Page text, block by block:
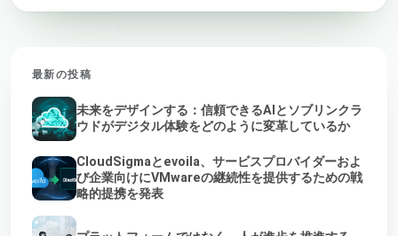
最新の投稿
未来をデザインする：信頼できるAIとソブリンクラ
ウドがデジタル体験をどのように変革しているか
CloudSigmaとevoila、サービスプロバイダーおよ
び企業向けにVMwareの継続性を提供するための戦
略的提携を発表